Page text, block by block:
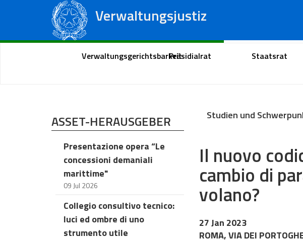
Verwaltungsjustiz
Regionale Verwaltungsgerichte
Portal des Bürgers
VerwaltungsgerichtsbarkeitPräsidialrat Staatsrat
ASSET-HERAUSGEBER
Presentazione opera “Le
concessioni demaniali
marittime"
09 Jul 2026
Collegio consultivo tecnico:
luci ed ombre di uno
strumento utile
Studien und
Il nuovo
cambio di
volano?
27 Jan 2023
ROMA, VIA DEI